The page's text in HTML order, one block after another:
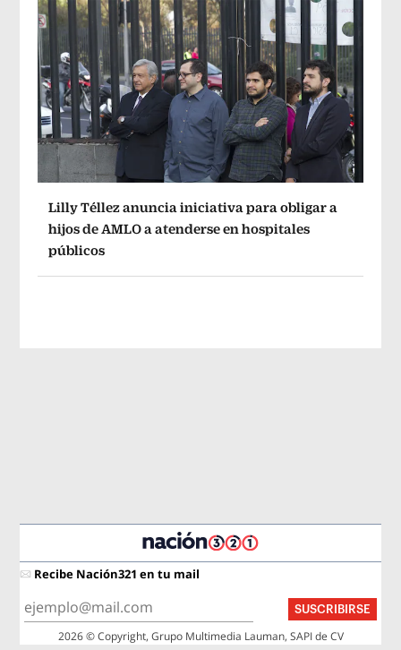
Lilly Téllez anuncia iniciativa para obligar a
hijos de AMLO a atenderse en hospitales
públicos
Recibe Nación321 en tu mail
SUSCRIBIRSE
2026 © Copyright, Grupo Multimedia Lauman, SAPI de CV